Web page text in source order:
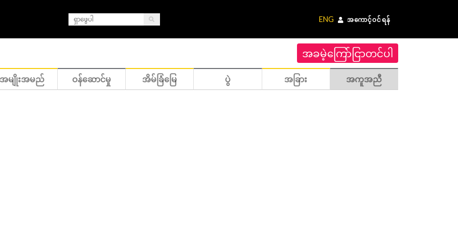
ENG အကောင့်ဝင်ရန်
အခမဲ့ကြော်ငြာတင်ပါ
အမျိုးအမည် ဝန်ဆောင်မှု အိမ်ခြံမြေ ပွဲ အခြား အကူအညီ